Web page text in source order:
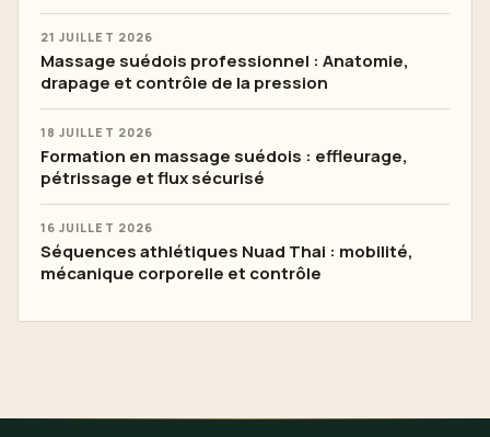
21 JUILLET 2026
Massage suédois professionnel : Anatomie,
drapage et contrôle de la pression
18 JUILLET 2026
Formation en massage suédois : effleurage,
pétrissage et flux sécurisé
16 JUILLET 2026
Séquences athlétiques Nuad Thai : mobilité,
mécanique corporelle et contrôle